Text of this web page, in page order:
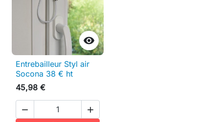

Entrebailleur Styl air
Socona 38 € ht
45,98 €
 